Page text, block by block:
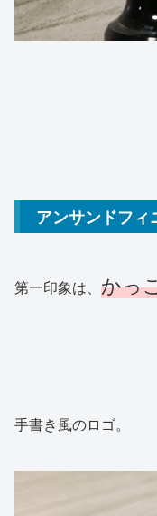
アンサンドフィ
第一印象は、 かっ
手書き風のロゴ。